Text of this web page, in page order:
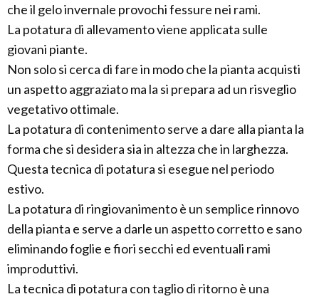
che il gelo invernale provochi fessure nei rami.
La potatura di allevamento viene applicata sulle
giovani piante.
Non solo si cerca di fare in modo che la pianta acquisti
un aspetto aggraziato ma la si prepara ad un risveglio
vegetativo ottimale.
La potatura di contenimento serve a dare alla pianta la
forma che si desidera sia in altezza che in larghezza.
Questa tecnica di potatura si esegue nel periodo
estivo.
La potatura di ringiovanimento è un semplice rinnovo
della pianta e serve a darle un aspetto corretto e sano
eliminando foglie e fiori secchi ed eventuali rami
improduttivi.
La tecnica di potatura con taglio di ritorno è una